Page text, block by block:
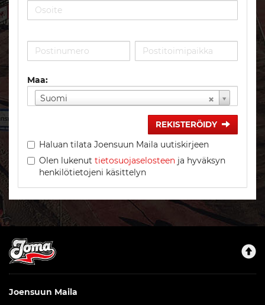
Maa:
Suomi
REKISTERÖIDY
Haluan tilata Joensuun Maila uutiskirjeen
Olen lukenut tietosuojaselosteen ja hyväksyn
henkilötietojeni käsittelyn
Joensuun Maila